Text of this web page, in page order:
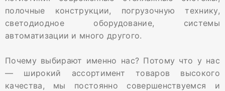
полочные конструкции, погрузочную технику,
светодиодное оборудование, системы
автоматизации и много другого.
Почему выбирают именно нас? Потому что у нас
— широкий ассортимент товаров высокого
качества, мы постоянно совершенствуемся и